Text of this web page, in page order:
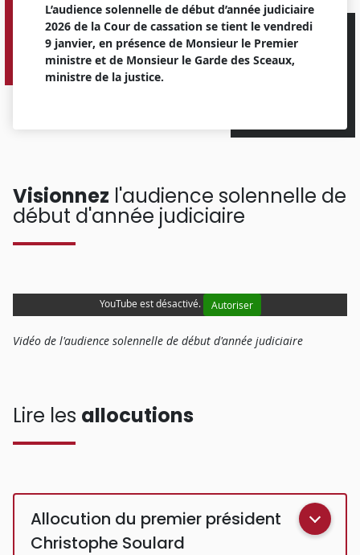
L’audience solennelle de début d’année judiciaire
2026 de la Cour de cassation se tient le vendredi
9 janvier, en présence de Monsieur le Premier
ministre et de Monsieur le Garde des Sceaux,
ministre de la justice.
Visionnez l'audience solennelle de
début d'année judiciaire
YouTube est désactivé. Autoriser
Vidéo de l'audience solennelle de début d'année judiciaire
Lire les allocutions
Allocution du premier président
Christophe Soulard